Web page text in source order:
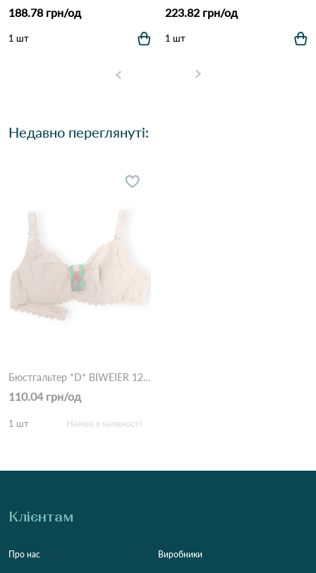
188.78 грн/од
1 шт
223.82 грн/од
1 шт
Недавно переглянуті:
Бюстгальтер *D* BIWEIER 12363 5,1 Бежевий
110.04 грн/од
1 шт Немає в наявності
Клієнтам
Про нас Виробники